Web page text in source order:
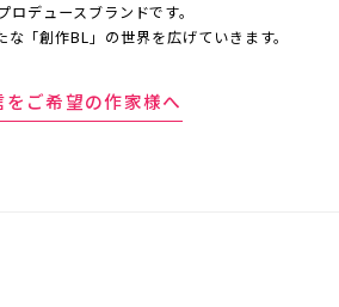
デュースブランドです。
「創作BL」の世界を広げていきます。
ご希望の作家様へ